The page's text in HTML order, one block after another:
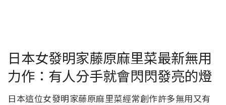
日本女發明家藤原麻里菜最新無用
力作：有人分手就會閃閃發亮的燈
日本這位女發明家藤原麻里菜經常創作許多無用又有